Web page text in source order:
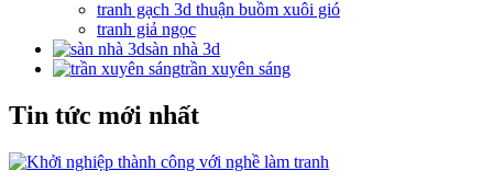
tranh gạch 3d thuận buồm xuôi gió
tranh giả ngọc
sàn nhà 3d
trần xuyên sáng
Tin tức mới nhất